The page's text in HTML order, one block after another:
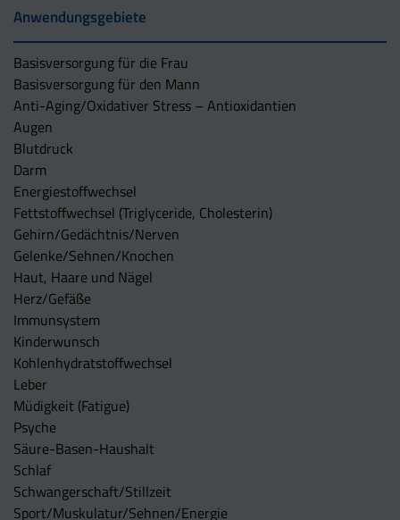
Anwendungsgebiete
Basisversorgung für die Frau
Basisversorgung für den Mann
Anti-Aging/Oxidativer Stress – Antioxidantien
Augen
Blutdruck
Darm
Energiestoffwechsel
Fettstoffwechsel (Triglyceride, Cholesterin)
Gehirn/Gedächtnis/Nerven
Gelenke/Sehnen/Knochen
Haut, Haare und Nägel
Herz/Gefäße
Immunsystem
Kinderwunsch
Kohlenhydratstoffwechsel
Leber
Müdigkeit (Fatigue)
Psyche
Säure-Basen-Haushalt
Schlaf
Schwangerschaft/Stillzeit
Sport/Muskulatur/Sehnen/Energie